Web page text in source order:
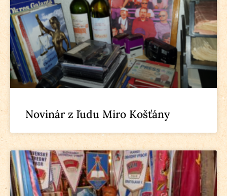
Novinár z ľudu Miro Košťány